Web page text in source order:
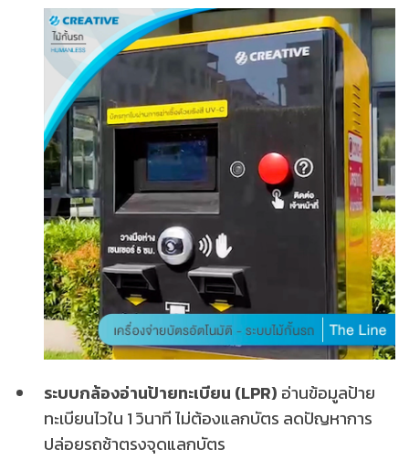
ระบบกล้องอ่านป้ายทะเบียน (LPR) อ่านข้อมูลป้าย
ทะเบียนไวใน 1 วินาที ไม่ต้องแลกบัตร ลดปัญหาการ
ปล่อยรถช้าตรงจุดแลกบัตร